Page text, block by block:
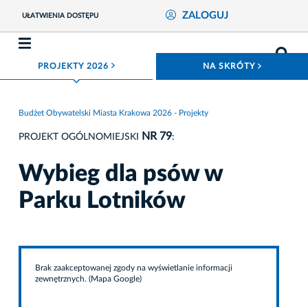
UŁATWIENIA DOSTĘPU ZALOGUJ
PROJEKTY 2026 ROZWIŃ MENU NA SKRÓTY
Budżet Obywatelski Miasta Krakowa 2026 - Projekty
PROJEKT OGÓLNOMIEJSKI NR 79:
Wybieg dla psów w
Parku Lotników
Brak zaakceptowanej zgody na wyświetlanie informacji
zewnętrznych. (Mapa Google)